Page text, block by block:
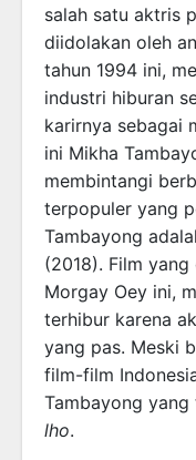
salah satu aktris
diidolakan oleh
tahun 1994 ini,
industri hiburan
karirnya sebagai
ini Mikha
membintangi
terpopuler yang
Tambayong
(2018). Film
Morgay Oey ini,
terhibur karena
yang pas. Meski
film-film
Tambayong
lho.